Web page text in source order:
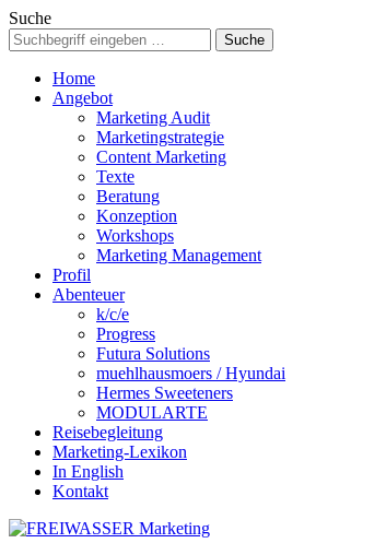
Suche
Home
Angebot
Marketing Audit
Marketingstrategie
Content Marketing
Texte
Beratung
Konzeption
Workshops
Marketing Management
Profil
Abenteuer
k/c/e
Progress
Futura Solutions
muehlhausmoers / Hyundai
Hermes Sweeteners
MODULARTE
Reisebegleitung
Marketing-Lexikon
In English
Kontakt